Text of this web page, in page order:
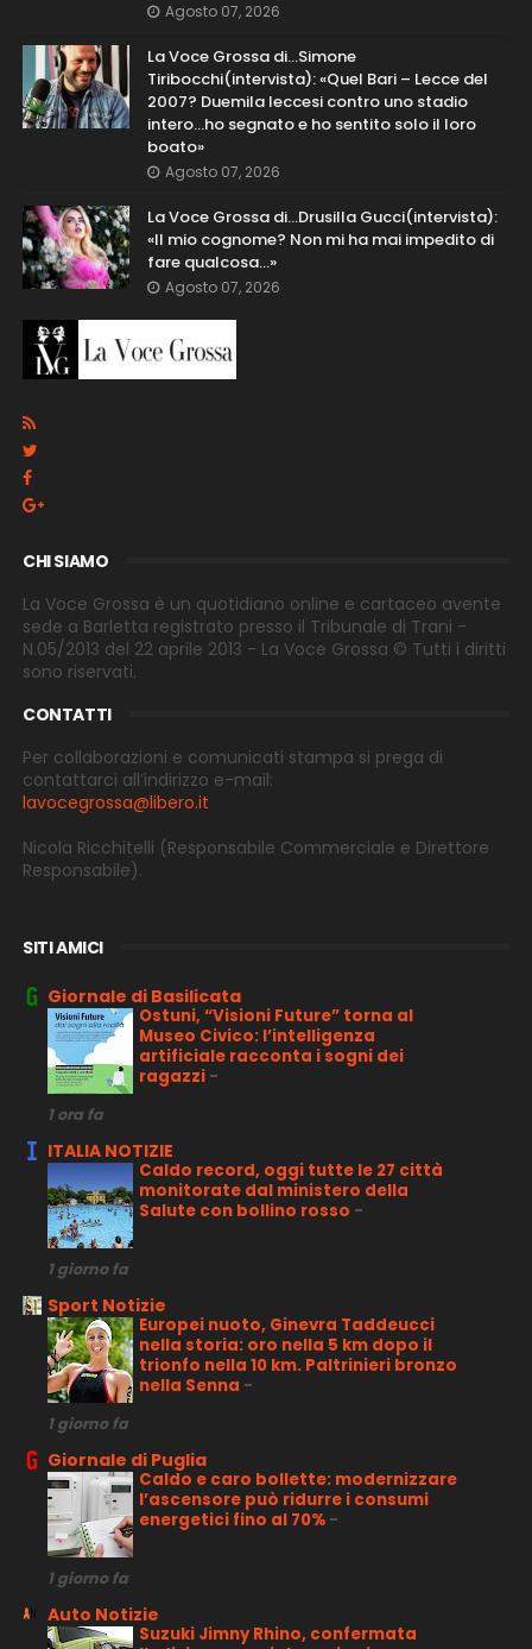
Agosto 07, 2026
La Voce Grossa di…Simone
Tiribocchi(intervista): «Quel Bari – Lecce del
2007? Duemila leccesi contro uno stadio
intero...ho segnato e ho sentito solo il loro
boato»
Agosto 07, 2026
La Voce Grossa di…Drusilla Gucci(intervista):
«Il mio cognome? Non mi ha mai impedito di
fare qualcosa…»
Agosto 07, 2026
CHI SIAMO
La Voce Grossa è un quotidiano online e cartaceo avente
sede a Barletta registrato presso il Tribunale di Trani -
N.05/2013 del 22 aprile 2013 - La Voce Grossa © Tutti i diritti
sono riservati.
CONTATTI
Per collaborazioni e comunicati stampa si prega di
contattarci all’indirizzo e-mail:
lavocegrossa@libero.it
Nicola Ricchitelli (Responsabile Commerciale e Direttore
Responsabile).
SITI AMICI
Giornale di Basilicata
Ostuni, “Visioni Future” torna al
Museo Civico: l’intelligenza
artificiale racconta i sogni dei
ragazzi -
1 ora fa
ITALIA NOTIZIE
Caldo record, oggi tutte le 27 città
monitorate dal ministero della
Salute con bollino rosso -
1 giorno fa
Sport Notizie
Europei nuoto, Ginevra Taddeucci
nella storia: oro nella 5 km dopo il
trionfo nella 10 km. Paltrinieri bronzo
nella Senna -
1 giorno fa
Giornale di Puglia
Caldo e caro bollette: modernizzare
l’ascensore può ridurre i consumi
energetici fino al 70% -
1 giorno fa
Auto Notizie
Suzuki Jimny Rhino, confermata